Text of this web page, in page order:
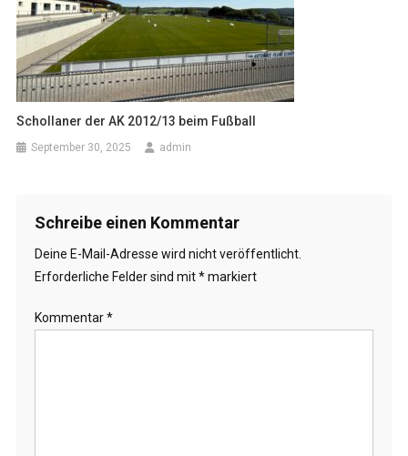
Schollaner der AK 2012/13 beim Fußball
September 30, 2025 admin
Schreibe einen Kommentar
Deine E-Mail-Adresse wird nicht veröffentlicht.
Erforderliche Felder sind mit*markiert
Kommentar*